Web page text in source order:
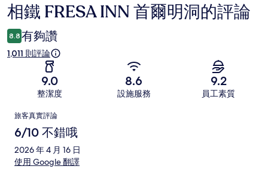
評
論
相鐵 FRESA INN 首爾明洞的評論
8.8 有夠讚
1,011 則評論
9.0
整潔度
8.6
設施服務
9.2
員工素質
評
論
旅客真實評論
6/10 不錯哦
2026 年 4 月 16 日
使用 Google 翻譯